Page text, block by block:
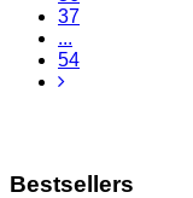
37
...
54
Bestsellers